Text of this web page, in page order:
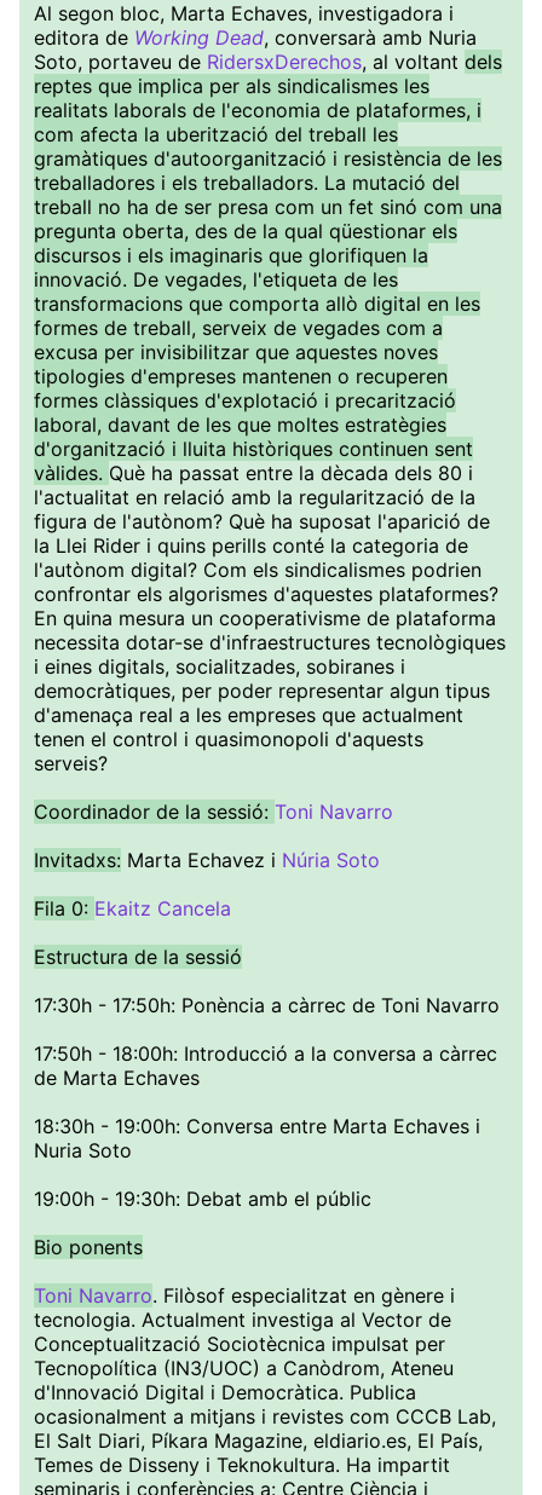
Al segon bloc, Marta Echaves, investigadora i
editora de Working Dead, conversarà amb Nuria
Soto, portaveu de RidersxDerechos, al voltant dels
reptes que implica per als sindicalismes les
realitats laborals de l'economia de plataformes, i
com afecta la uberització del treball les
gramàtiques d'autoorganització i resistència de les
treballadores i els treballadors. La mutació del
treball no ha de ser presa com un fet sinó com una
pregunta oberta, des de la qual qüestionar els
discursos i els imaginaris que glorifiquen la
innovació. De vegades, l'etiqueta de les
transformacions que comporta allò digital en les
formes de treball, serveix de vegades com a
excusa per invisibilitzar que aquestes noves
tipologies d'empreses mantenen o recuperen
formes clàssiques d'explotació i precarització
laboral, davant de les que moltes estratègies
d'organització i lluita històriques continuen sent
vàlides. Què ha passat entre la dècada dels 80 i
l'actualitat en relació amb la regularització de la
figura de l'autònom? Què ha suposat l'aparició de
la Llei Rider i quins perills conté la categoria de
l'autònom digital? Com els sindicalismes podrien
confrontar els algorismes d'aquestes plataformes?
En quina mesura un cooperativisme de plataforma
necessita dotar-se d'infraestructures tecnològiques
i eines digitals, socialitzades, sobiranes i
democràtiques, per poder representar algun tipus
d'amenaça real a les empreses que actualment
tenen el control i quasimonopoli d'aquests
serveis?
Coordinador de la sessió: Toni Navarro
Invitadxs: Marta Echavez i Núria Soto
Fila 0: Ekaitz Cancela
Estructura de la sessió
17:30h - 17:50h: Ponència a càrrec de Toni Navarro
17:50h - 18:00h: Introducció a la conversa a càrrec
de Marta Echaves
18:30h - 19:00h: Conversa entre Marta Echaves i
Nuria Soto
19:00h - 19:30h: Debat amb el públic
Bio ponents
Toni Navarro. Filòsof especialitzat en gènere i
tecnologia. Actualment investiga al Vector de
Conceptualització Sociotècnica impulsat per
Tecnopolítica (IN3/UOC) a Canòdrom, Ateneu
d'Innovació Digital i Democràtica. Publica
ocasionalment a mitjans i revistes com CCCB Lab,
El Salt Diari, Píkara Magazine, eldiario.es, El País,
Temes de Disseny i Teknokultura. Ha impartit
seminaris i conferències a: Centre Ciència i